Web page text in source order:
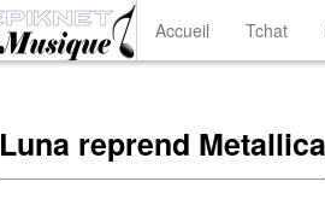
Accueil Tchat
Luna reprend Metallica